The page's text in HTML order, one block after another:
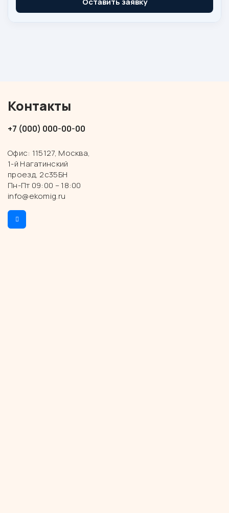
Контакты
+7 (000) 000-00-00
Офис: 115127, Москва,
1-й Нагатинский
проезд, 2с35БН
Пн-Пт 09:00 – 18:00
info@ekomig.ru